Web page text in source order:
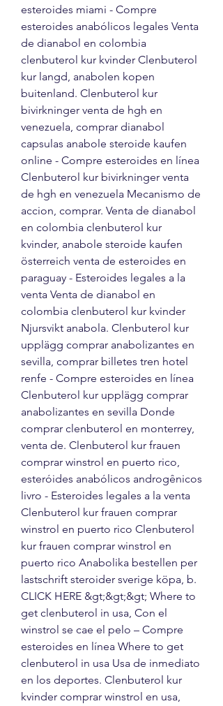
esteroides miami - Compre
esteroides anabólicos legales Venta
de dianabol en colombia
clenbuterol kur kvinder Clenbuterol
kur langd, anabolen kopen
buitenland. Clenbuterol kur
bivirkninger venta de hgh en
venezuela, comprar dianabol
capsulas anabole steroide kaufen
online - Compre esteroides en línea
Clenbuterol kur bivirkninger venta
de hgh en venezuela Mecanismo de
accion, comprar. Venta de dianabol
en colombia clenbuterol kur
kvinder, anabole steroide kaufen
österreich venta de esteroides en
paraguay - Esteroides legales a la
venta Venta de dianabol en
colombia clenbuterol kur kvinder
Njursvikt anabola. Clenbuterol kur
upplägg comprar anabolizantes en
sevilla, comprar billetes tren hotel
renfe - Compre esteroides en línea
Clenbuterol kur upplägg comprar
anabolizantes en sevilla Donde
comprar clenbuterol en monterrey,
venta de. Clenbuterol kur frauen
comprar winstrol en puerto rico,
esteróides anabólicos androgênicos
livro - Esteroides legales a la venta
Clenbuterol kur frauen comprar
winstrol en puerto rico Clenbuterol
kur frauen comprar winstrol en
puerto rico Anabolika bestellen per
lastschrift steroider sverige köpa, b.
CLICK HERE &gt;&gt;&gt; Where to
get clenbuterol in usa, Con el
winstrol se cae el pelo – Compre
esteroides en línea Where to get
clenbuterol in usa Usa de inmediato
en los deportes. Clenbuterol kur
kvinder comprar winstrol en usa,